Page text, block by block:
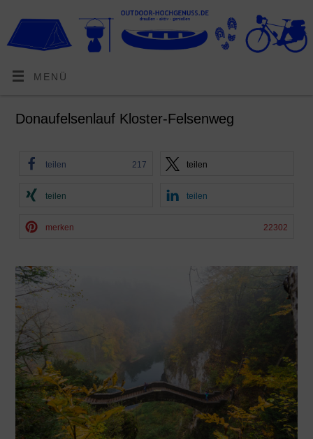
MENÜ
Donaufelsenlauf Kloster-Felsenweg
teilen 217 teilen
teilen teilen
merken 22302